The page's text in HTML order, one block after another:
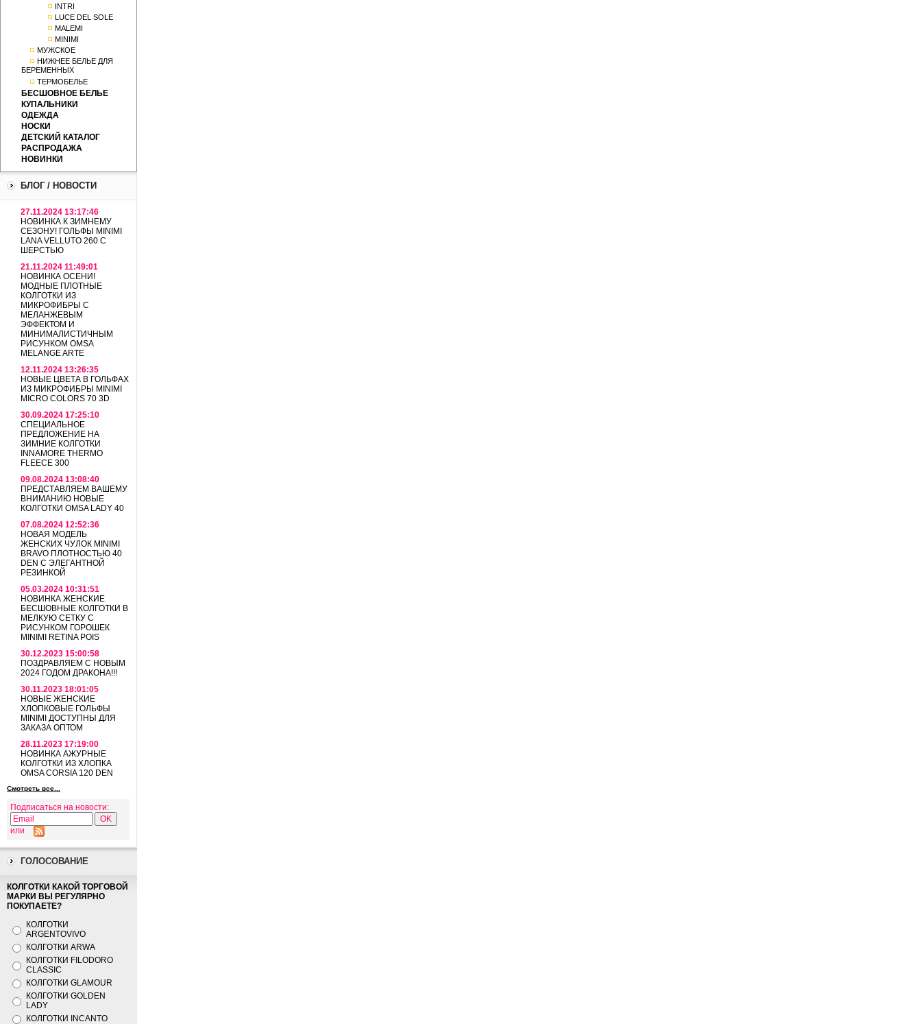
INTRI
LUCE DEL SOLE
MALEMI
MINIMI
МУЖСКОЕ
НИЖНЕЕ БЕЛЬЕ ДЛЯ
БЕРЕМЕННЫХ
ТЕРМОБЕЛЬЕ
БЕСШОВНОЕ БЕЛЬЕ
КУПАЛЬНИКИ
ОДЕЖДА
НОСКИ
ДЕТСКИЙ КАТАЛОГ
РАСПРОДАЖА
НОВИНКИ
БЛОГ / НОВОСТИ
27.11.2024 13:17:46
НОВИНКА К ЗИМНЕМУ
СЕЗОНУ! ГОЛЬФЫ MINIMI
LANA VELLUTO 260 С
ШЕРСТЬЮ
21.11.2024 11:49:01
НОВИНКА ОСЕНИ!
МОДНЫЕ ПЛОТНЫЕ
КОЛГОТКИ ИЗ
МИКРОФИБРЫ С
МЕЛАНЖЕВЫМ
ЭФФЕКТОМ И
МИНИМАЛИСТИЧНЫМ
РИСУНКОМ OMSA
MELANGE ARTE
12.11.2024 13:26:35
НОВЫЕ ЦВЕТА В ГОЛЬФАХ
ИЗ МИКРОФИБРЫ MINIMI
MICRO COLORS 70 3D
30.09.2024 17:25:10
СПЕЦИАЛЬНОЕ
ПРЕДЛОЖЕНИЕ НА
ЗИМНИЕ КОЛГОТКИ
INNAMORE THERMO
FLEECE 300
09.08.2024 13:08:40
ПРЕДСТАВЛЯЕМ ВАШЕМУ
ВНИМАНИЮ НОВЫЕ
КОЛГОТКИ OMSA LADY 40
07.08.2024 12:52:36
НОВАЯ МОДЕЛЬ
ЖЕНСКИХ ЧУЛОК MINIMI
BRAVO ПЛОТНОСТЬЮ 40
DEN С ЭЛЕГАНТНОЙ
РЕЗИНКОЙ
05.03.2024 10:31:51
НОВИНКА ЖЕНСКИЕ
БЕСШОВНЫЕ КОЛГОТКИ В
МЕЛКУЮ СЕТКУ С
РИСУНКОМ ГОРОШЕК
MINIMI RETINA POIS
30.12.2023 15:00:58
ПОЗДРАВЛЯЕМ С НОВЫМ
2024 ГОДОМ ДРАКОНА!!!
30.11.2023 18:01:05
НОВЫЕ ЖЕНСКИЕ
ХЛОПКОВЫЕ ГОЛЬФЫ
MINIMI ДОСТУПНЫ ДЛЯ
ЗАКАЗА ОПТОМ
28.11.2023 17:19:00
НОВИНКА АЖУРНЫЕ
КОЛГОТКИ ИЗ ХЛОПКА
OMSA CORSIA 120 DEN
Смотреть все...
Подписаться на новости:
или
ГОЛОСОВАНИЕ
КОЛГОТКИ КАКОЙ ТОРГОВОЙ
МАРКИ ВЫ РЕГУЛЯРНО
ПОКУПАЕТЕ?
КОЛГОТКИ
ARGENTOVIVO
КОЛГОТКИ ARWA
КОЛГОТКИ FILODORO
CLASSIC
КОЛГОТКИ GLAMOUR
КОЛГОТКИ GOLDEN
LADY
КОЛГОТКИ INCANTO